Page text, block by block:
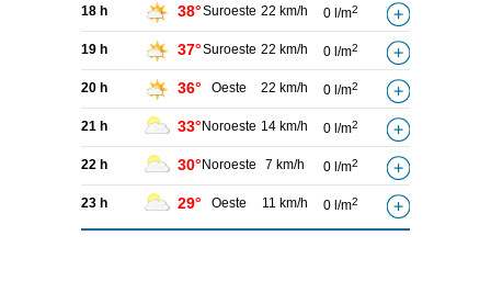
18 h 38°Suroeste 22 km/h 0 l/m2
19 h 37°Suroeste 22 km/h 0 l/m2
20 h 36° Oeste 22 km/h 0 l/m2
21 h 33° Noroeste 14 km/h 0 l/m2
22 h 30° Noroeste 7 km/h 0 l/m2
23 h 29° Oeste 11 km/h 0 l/m2